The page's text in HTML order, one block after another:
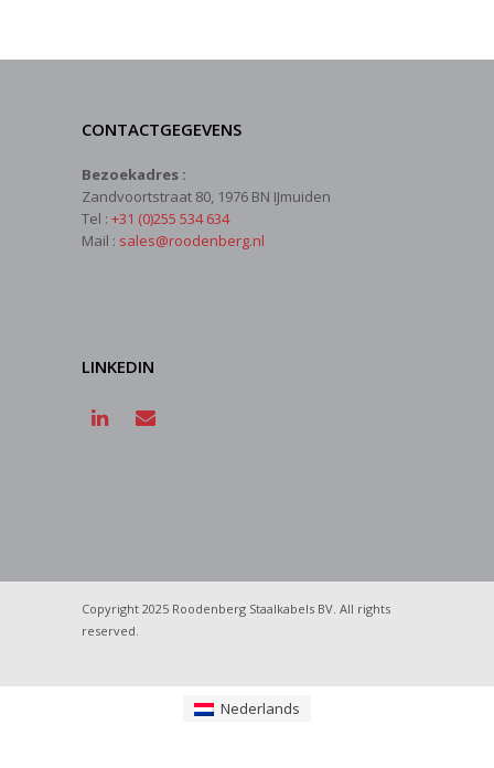
CONTACTGEGEVENS
Bezoekadres :
Zandvoortstraat 80, 1976 BN IJmuiden
Tel : +31 (0)255 534 634
Mail : sales@roodenberg.nl
LINKEDIN
Copyright 2025 Roodenberg Staalkabels BV. All rights
reserved.
Nederlands